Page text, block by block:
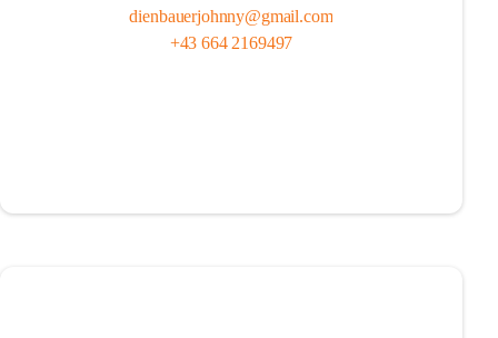
dienbauerjohnny@gmail.com
+43 664 2169497